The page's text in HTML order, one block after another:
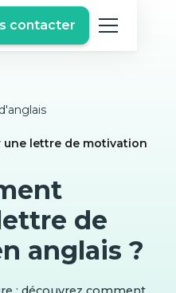
contacter
une lettre de motivation
de
anglais ?